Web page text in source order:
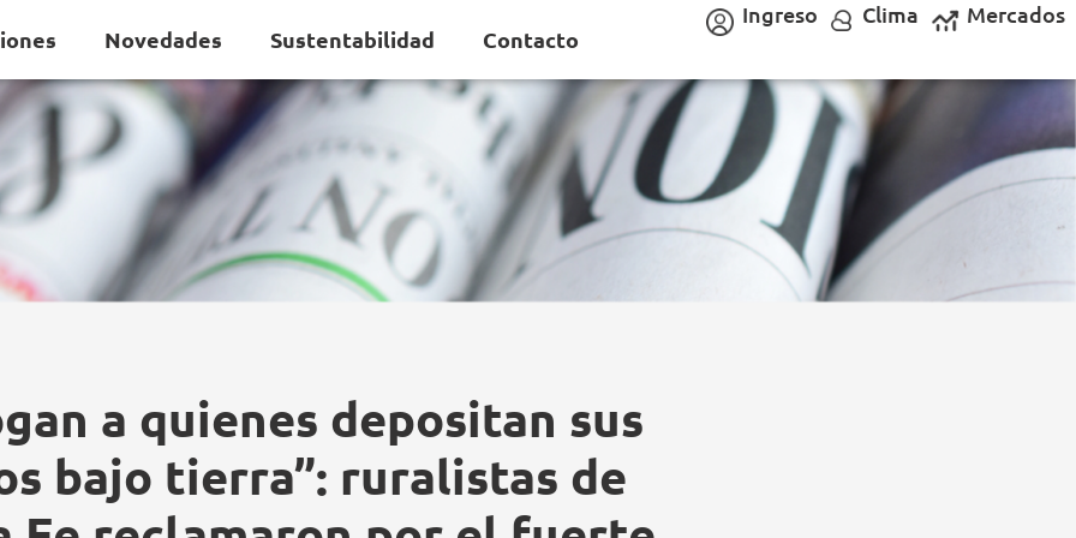
Novedades Sustentabilidad Contacto
Ingreso Clima Mercados
a quienes depositan sus
bajo tierra”: ruralistas de